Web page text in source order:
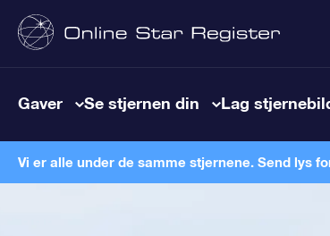
Gaver Se stjernen din Lag
Vi er alle under de samme stjernene. Send lys